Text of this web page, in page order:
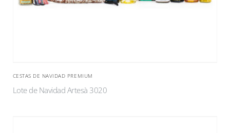
CESTAS DE NAVIDAD PREMIUM
Lote de Navidad Artesà 3020